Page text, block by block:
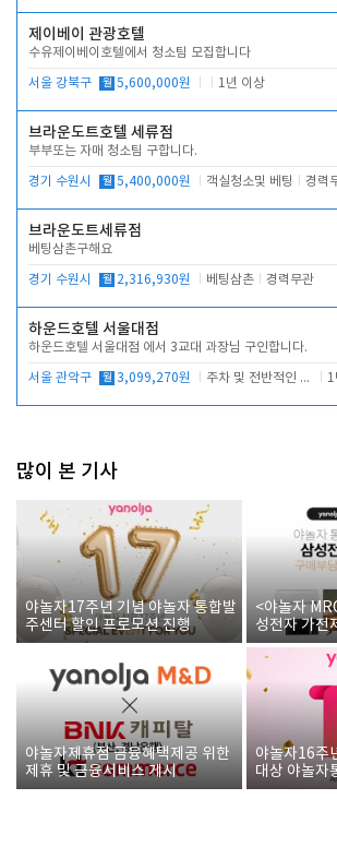
제이베이 관광호텔
수유제이베이호텔에서 청소팀 모집합니다
서울 강북구 월 5,600,000원 1년 이상
브라운도트호텔 세류점
부부또는 자매 청소팀 구합니다.
경기 수원시 월 5,400,000원 객실청소및 베팅 경력
브라운도트세류점
베팅삼촌구해요
경기 수원시 월 2,316,930원 베팅삼촌 경력무관
하운드호텔 서울대점
하운드호텔 서울대점 에서 3교대 과장님 구인합니다.
서울 관악구 월 3,099,270원 주차 및 전반적인 당번업무 1
많이 본 기사
야놀자17주년 기념 야놀자 통합발
주센터 할인 프로모션 진행
<야놀자
성전자 가전
야놀자제휴점 금융혜택제공 위한
제휴 및 금융서비스 게시
야놀자16주
대상 야놀자
폰 증정